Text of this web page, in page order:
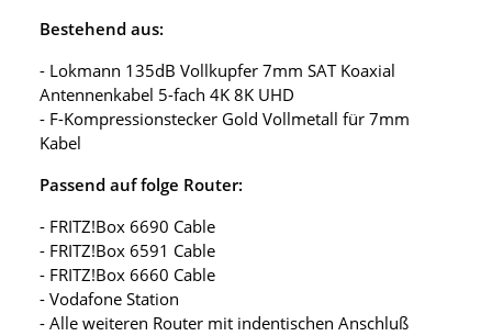
Bestehend aus:
- Lokmann 135dB Vollkupfer 7mm SAT Koaxial
Antennenkabel 5-fach 4K 8K UHD
- F-Kompressionstecker Gold Vollmetall für 7mm
Kabel
Passend auf folge Router:
- FRITZ!Box 6690 Cable
- FRITZ!Box 6591 Cable
- FRITZ!Box 6660 Cable
- Vodafone Station
- Alle weiteren Router mit indentischen Anschluß